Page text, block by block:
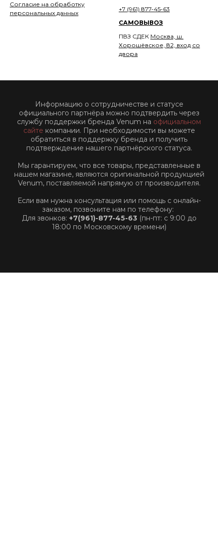
Согласие на обработку
персональных данных
+7 (961) 877-45-63
САМОВЫВОЗ
ПВЗ СДЕК Москва, ш.
Хорошёвское, 82, вход со
двора
Информацию о сотрудничестве и статусе
официального партнёра можно подтвердить через
службу поддержки бренда Venum на официальном
сайте компании. При необходимости вы можете
обратиться в поддержку бренда и получить
подтверждение нашего партнёрского статуса.
Мы гарантируем, что все товары, представленные в
нашем магазине, являются оригинальной продукцией
Venum, поставляемой напрямую от производителя.
Если вам нужна консультация или помощь с онлайн-
заказом, позвоните нам по телефону:
Для звонков: +7(961)-877-45-63 (пн-пт: с 9:00 до
18:00 по Московскому времени)